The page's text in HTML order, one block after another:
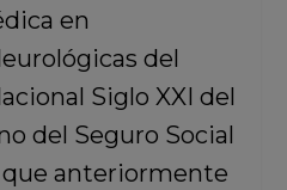
en
del
Siglo XXI del
del Seguro Social
que anteriormente